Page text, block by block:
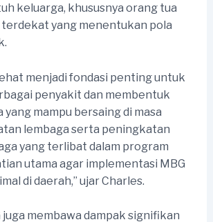
keluarga, khususnya orang tua
yang menentukan pola
menjadi fondasi penting untuk
penyakit dan membentuk
yang mampu bersaing di masa
lembaga serta peningkatan
yang terlibat dalam program
utama agar implementasi MBG
di daerah,” ujar Charles.
juga membawa dampak signifikan